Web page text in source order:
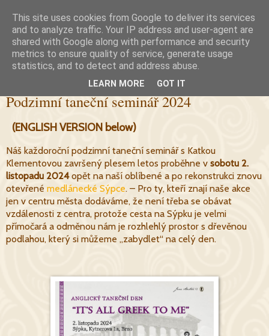
Podzimní taneční seminář 2024
(ENGLISH VERSION below)
Náš každoroční podzimní taneční seminář s Katkou
Klementovou završený plesem letos proběhne v sobotu 2.
listopadu 2024opět na naší oblíbené a po rekonstrukci znovu
otevřené medlánecké Sýpce. – Pro ty, kteří znají naše akce
jen v centru města dodáváme, že není třeba se obávat
vzdálenosti z centra, protože cesta na Sýpku je velmi
přímočará a odměnou nám je rozhlehlý prostor s dřevěnou
podlahou, který si můžeme „zabydlet“ na celý den.
This site uses cookies from Google to deliver its services
and to analyze traffic. Your IP address and user-agent are
shared with Google along with performance and security
metrics to ensure quality of service, generate usage
statistics, and to detect and address abuse.
LEARN MORE GOT IT